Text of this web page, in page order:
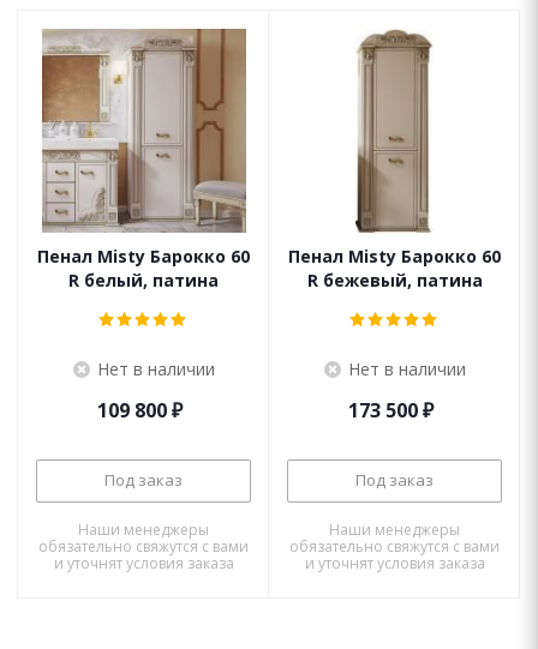
Пенал Misty Барокко 60
R белый, патина
Нет в наличии
109 800₽
Под заказ
Наши менеджеры
обязательно свяжутся с вами
и уточнят условия заказа
Пенал Misty Барокко 60
R бежевый, патина
Нет в наличии
173 500₽
Под заказ
Наши менеджеры
обязательно свяжутся с вами
и уточнят условия заказа